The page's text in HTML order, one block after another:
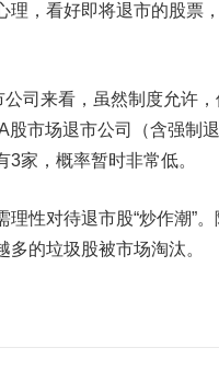
理，看好即将退市的股票
来看，虽然制度允许，
股市场退市公司（含强制
家，概率暂时非常低。
对待退市股“炒作潮”。
的垃圾股被市场淘汰。